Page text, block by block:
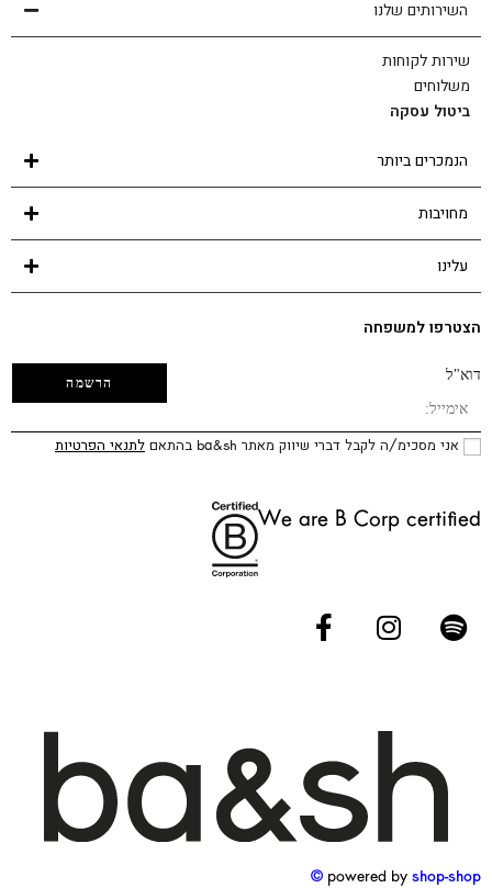
השירותים שלנו
שירות לקוחות
משלוחים
ביטול עסקה
הנמכרים ביותר
מחויבות
עלינו
הצטרפו למשפחה
דוא"ל
אני מסכימ/ה לקבל דברי שיווק מאתר ba&sh בהתאם לתנאי הפרטיות
We are B Corp certified
powered by shop-shop ©️